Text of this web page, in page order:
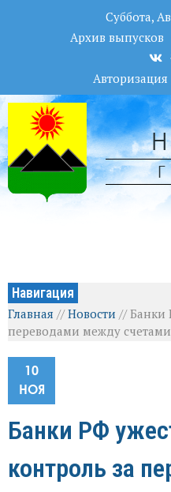
Суббота,
Архив выпусков
Авторизация
Навигация
Главная //Новости //Банки
переводами между
10
НОЯ
Банки РФ
контроль за